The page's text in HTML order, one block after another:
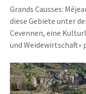
i
e
l
o
z
é
r
Grands Causses:
diese Gebiete unter
Cevennen, eine
und